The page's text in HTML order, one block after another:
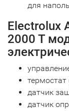
для
Electrolux
2000 T
термостат
датчик
датчик